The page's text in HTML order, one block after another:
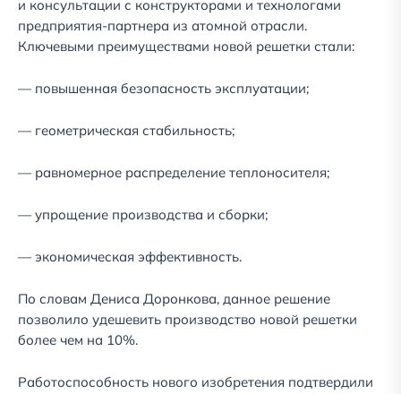
и консультации с конструкторами и технологами
предприятия-партнера из атомной отрасли.
Ключевыми преимуществами новой решетки стали:
— повышенная безопасность эксплуатации;
— геометрическая стабильность;
— равномерное распределение теплоносителя;
— упрощение производства и сборки;
— экономическая эффективность.
По словам Дениса Доронкова, данное решение
позволило удешевить производство новой решетки
более чем на 10%.
Работоспособность нового изобретения подтвердили